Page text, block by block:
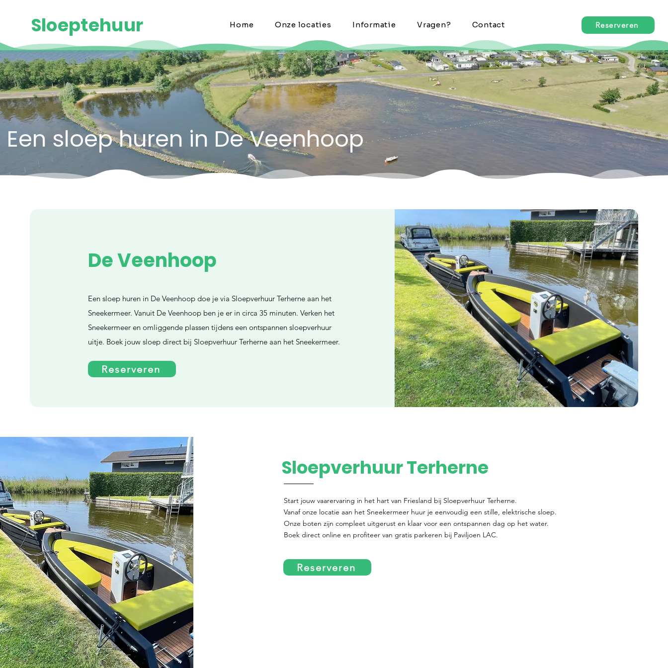
Sloeptehuur Home Onze locaties Informatie Vragen? Contact Reserveren
Een sloep huren in De Veenhoop
De Veenhoop
Een sloep huren in De Veenhoop doe je via Sloepverhuur Terherne aan het
Sneekermeer. Vanuit De Veenhoop ben je er in circa 35 minuten. Verken het
Sneekermeer en omliggende plassen tijdens een ontspannen sloepverhuur
uitje. Boek jouw sloep direct bij Sloepverhuur Terherne aan het Sneekermeer.
Reserveren
Sloepverhuur Terherne
Start jouw vaarervaring in het hart van Friesland bij Sloepverhuur Terherne.
Vanaf onze locatie aan het Sneekermeer huur je eenvoudig een stille, elektrische sloep.
Onze boten zijn compleet uitgerust en klaar voor een ontspannen dag op het water.
Boek direct online en profiteer van gratis parkeren bij Paviljoen LAC.
Reserveren